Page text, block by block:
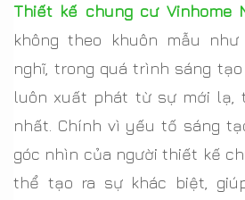
Thiết kế chung cư Vinhome
không theo khuôn mẫu
nghĩ, trong quá trình sáng
luôn xuất phát từ sự mới lạ,
nhất. Chính vì yếu tố sáng
góc nhìn của người thiết kế
thể tạo ra sự khác biệt,